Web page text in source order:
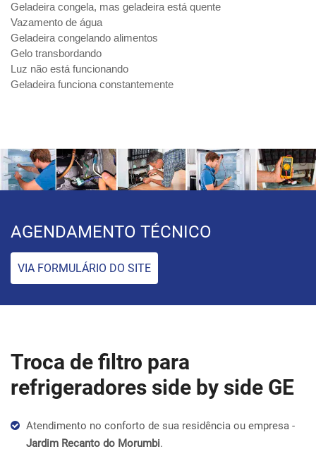
Geladeira congela, mas geladeira está quente
Vazamento de água
Geladeira congelando alimentos
Gelo transbordando
Luz não está funcionando
Geladeira funciona constantemente
AGENDAMENTO TÉCNICO
VIA FORMULÁRIO DO SITE
Troca de filtro para
refrigeradores side by side GE
Atendimento no conforto de sua residência ou empresa -
Jardim Recanto do Morumbi.